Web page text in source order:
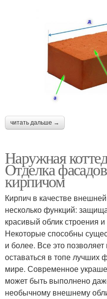
читать дальше →
Наружная
Отделка
кирпичом
Кирпич в качестве
несколько функций:
красивый облик строения
Некоторые способны
и более. Все это
оставаться в топе
мире. Современное
может быть выполнено
необычному внешнему